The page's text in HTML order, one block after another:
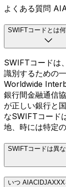
よくある質問
SWIFTコードとは
SWIFTコードは
識別するための
Worldwide
銀行間金融通信
が正しい銀行と
なSWIFTコード
地、時には特定
SWIFTコードは異
いつ